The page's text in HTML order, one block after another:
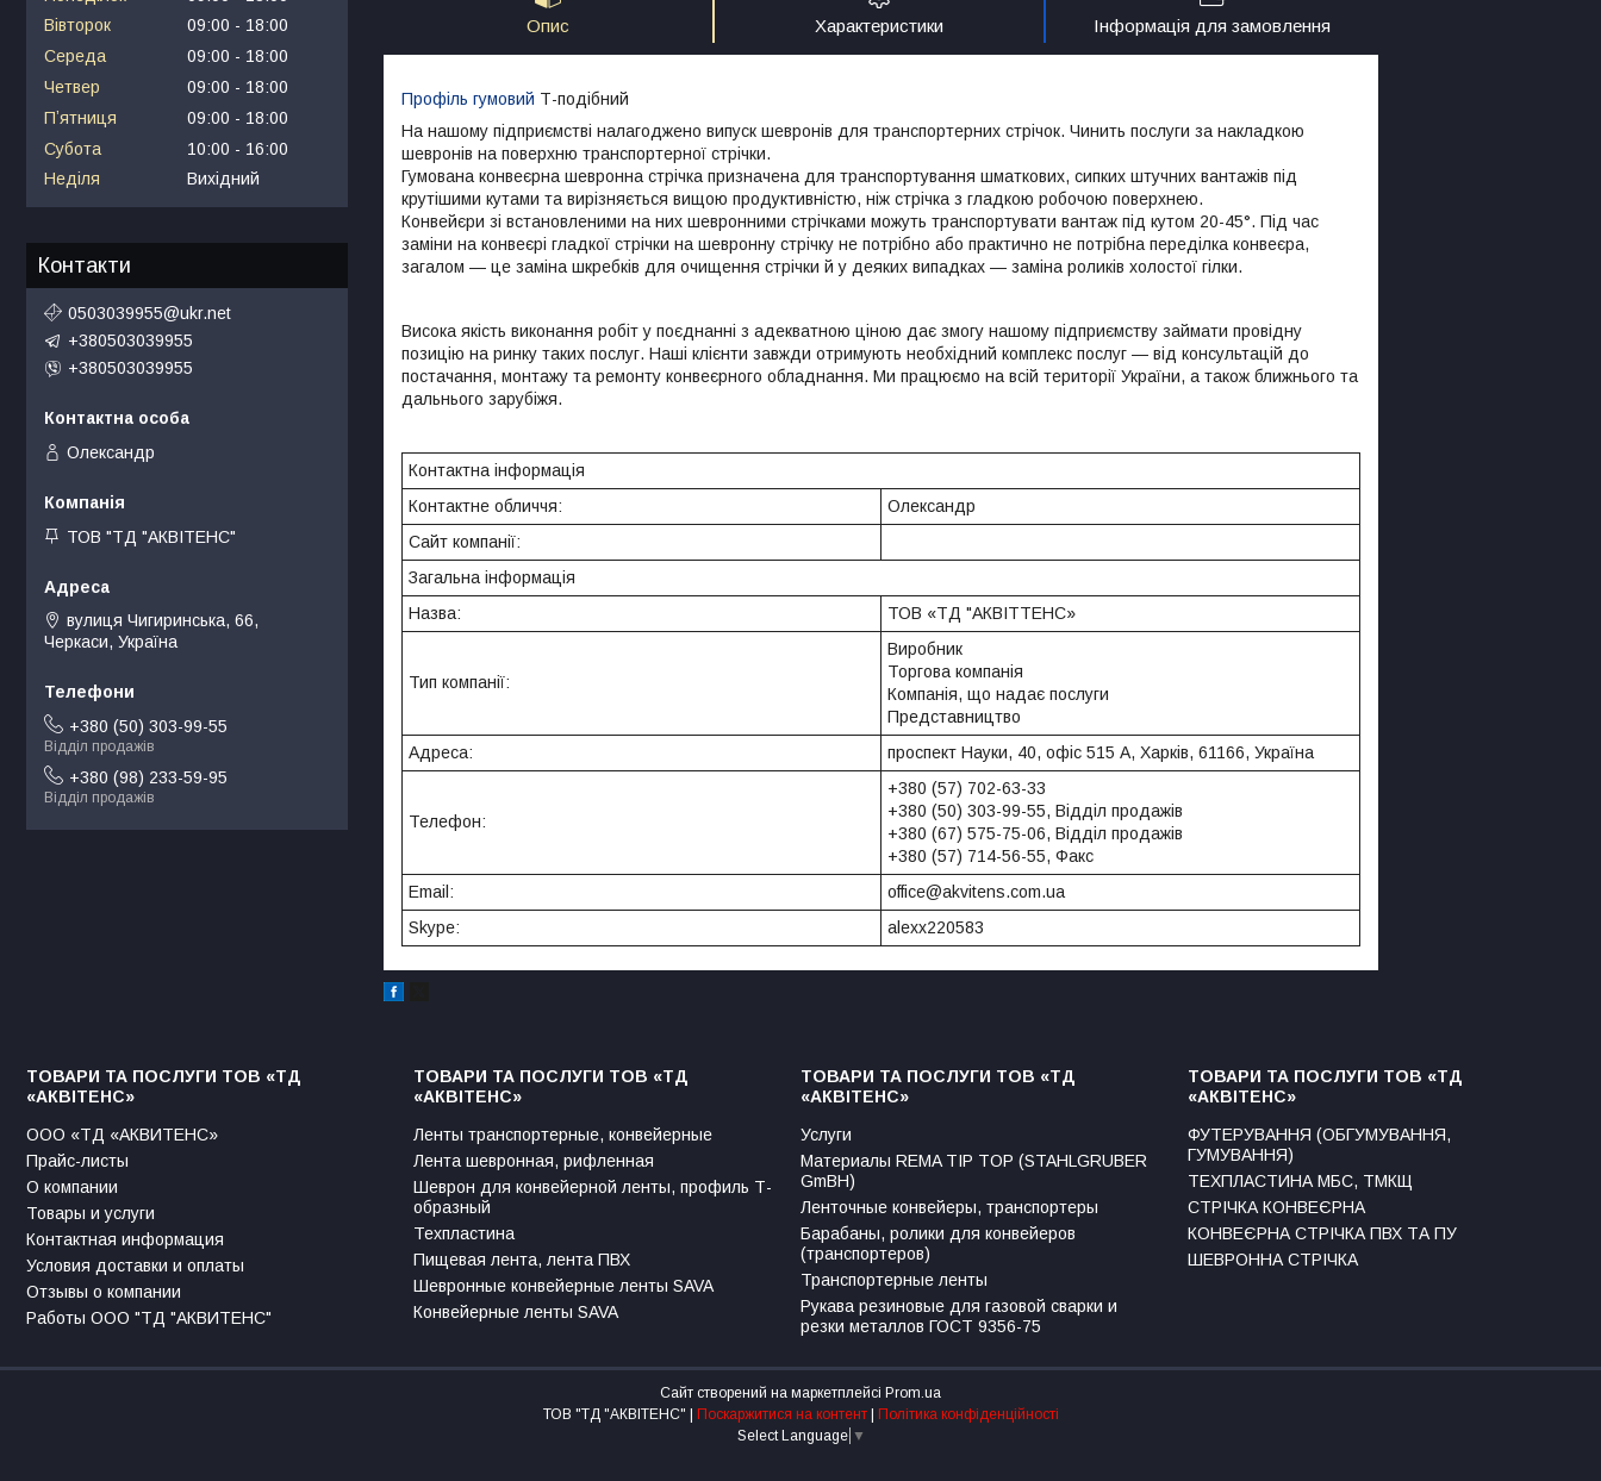
Опис Характеристики Інформація для замовлення
Профіль гумовий Т-подібний
На нашому підприємстві налагоджено випуск шевронів для транспортерних стрічок. Чинить послуги за накладкою
шевронів на поверхню транспортерної стрічки.
Гумована конвеєрна шевронна стрічка призначена для транспортування шматкових, сипких штучних вантажів під
крутішими кутами та вирізняється вищою продуктивністю, ніж стрічка з гладкою робочою поверхнею.
Конвейєри зі встановленими на них шевронними стрічками можуть транспортувати вантаж під кутом 20-45°. Під час
заміни на конвеєрі гладкої стрічки на шевронну стрічку не потрібно або практично не потрібна переділка конвеєра,
загалом — це заміна шкребків для очищення стрічки й у деяких випадках — заміна роликів холостої гілки.
Висока якість виконання робіт у поєднанні з адекватною ціною дає змогу нашому підприємству займати провідну
позицію на ринку таких послуг. Наші клієнти завжди отримують необхідний комплекс послуг — від консультацій до
постачання, монтажу та ремонту конвеєрного обладнання. Ми працюємо на всій території України, а також ближнього та
дальнього зарубіжя.
Контактна інформація
Контактне обличчя:
Олександр
Сайт компанії:
Загальна інформація
Назва:
ТОВ «ТД "АКВІТТЕНС»
Тип компанії:
Виробник
Торгова компанія
Компанія, що надає послуги
Представництво
Адреса:
проспект Науки, 40, офіс 515 А, Харків, 61166, Україна
Телефон:
+380 (57) 702-63-33
+380 (50) 303-99-55, Відділ продажів
+380 (67) 575-75-06, Відділ продажів
+380 (57) 714-56-55, Факс
Email:
office@akvitens.com.ua
Skype:
alexx220583
Вівторок
09:00
18:00
Середа
09:00
18:00
Четвер
09:00
18:00
Пʼятниця
09:00
18:00
Субота
10:00
16:00
Неділя
Вихідний
Контакти
0503039955@ukr.net
+380503039955
+380503039955
Олександр
ТОВ "ТД "АКВІТЕНС"
вулиця Чигиринська, 66,
Черкаси, Україна
+380 (50) 303-99-55
Відділ продажів
+380 (98) 233-59-95
Відділ продажів
ТОВАРИ ТА ПОСЛУГИ ТОВ «ТД
«АКВІТЕНС»
ООО «ТД «АКВИТЕНС»
Прайс-листы
О компании
Товары и услуги
Контактная информация
Условия доставки и оплаты
Отзывы о компании
Работы ООО "ТД "АКВИТЕНС"
ТОВАРИ ТА ПОСЛУГИ ТОВ «ТД
«АКВІТЕНС»
Ленты транспортерные, конвейерные
Лента шевронная, рифленная
Шеврон для конвейерной ленты, профиль Т-
образный
Техпластина
Пищевая лента, лента ПВХ
Шевронные конвейерные ленты SAVA
Конвейерные ленты SAVA
ТОВАРИ ТА ПОСЛУГИ ТОВ «ТД
«АКВІТЕНС»
Услуги
Материалы REMA TIP TOP (STAHLGRUBER
GmBH)
Ленточные конвейеры, транспортеры
Барабаны, ролики для конвейеров
(транспортеров)
Транспортерные ленты
Рукава резиновые для газовой сварки и
резки металлов ГОСТ 9356-75
ТОВАРИ ТА ПОСЛУГИ ТОВ «ТД
«АКВІТЕНС»
ФУТЕРУВАННЯ (ОБГУМУВАННЯ,
ГУМУВАННЯ)
ТЕХПЛАСТИНА МБС, ТМКЩ
СТРІЧКА КОНВЕЄРНА
КОНВЕЄРНА СТРІЧКА ПВХ ТА ПУ
ШЕВРОННА СТРІЧКА
Сайт створений на маркетплейсі Prom.ua
ТОВ "ТД "АКВІТЕНС" | Поскаржитися на контент | Політика конфіденційності
Select Language ▼